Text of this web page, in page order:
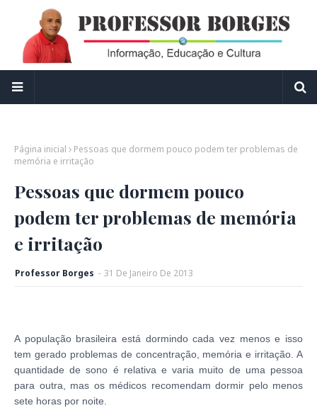
Página inicial
Pessoas que dormem pouco podem ter problemas de
memória e irritação
Pessoas que dormem pouco
podem ter problemas de memória
e irritação
Professor Borges - 31 De Janeiro De 2013
A população brasileira está dormindo cada vez menos e isso
tem gerado problemas de concentração, memória e irritação. A
quantidade de sono é relativa e varia muito de uma pessoa
para outra, mas os médicos recomendam dormir pelo menos
sete horas por noite.